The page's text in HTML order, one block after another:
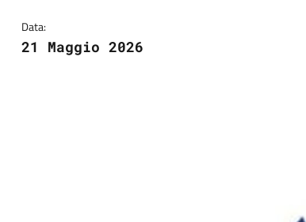
Data:
21 Maggio 2026